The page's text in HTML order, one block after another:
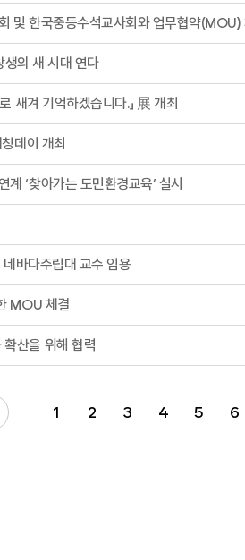
및 한국중등수석교사회와 업무협약(MOU)
생의 새 시대 연다
새겨 기억하겠습니다.」 展 개최
데이 개최
북환경교육센터 연계 ‘찾아가는 도민환경교육’ 실시
바다주립대 교수 임용
MOU 체결
산을 위해 협력
1 2 3 4 5 6